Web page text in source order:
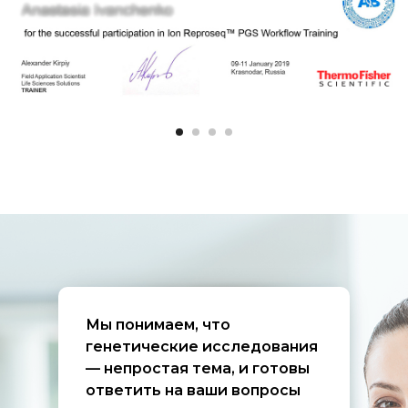
Бирюкова Арина
отдела геномной диагностики,
Баркодирование и
Подготовка биоматериалов к
этапам исследования
Мы понимаем, что
генетические исследования
— непростая тема, и готовы
ответить на ваши вопросы